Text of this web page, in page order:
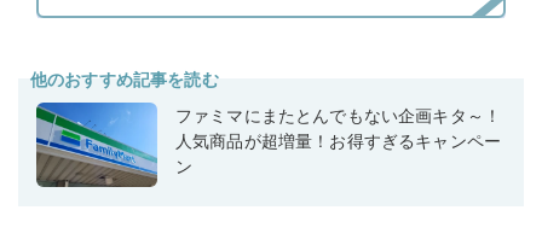
他のおすすめ記事を読む
ファミマにまたとんでもない企画キタ～！
人気商品が超増量！お得すぎるキャンペー
ン